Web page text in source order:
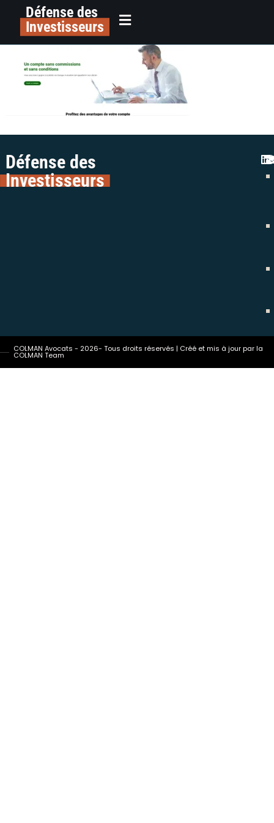
principalDéfense des
Investisseurs
ciesa-swiss.com
Défense des
Investisseurs
COLMAN Avocats - 2026- Tous droits réservés | Créé et mis à jour par la
COLMAN Team